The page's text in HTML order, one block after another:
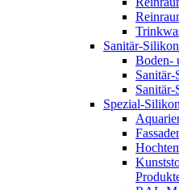
Sanitär-Silikon
Boden-
Sanitär-
Spezial-